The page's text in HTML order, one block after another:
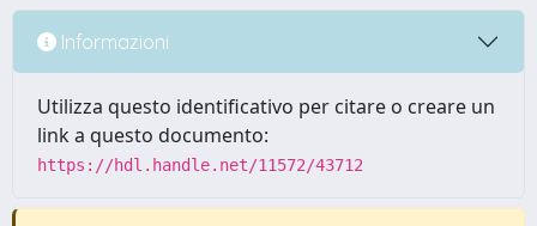
Informazioni
Utilizza questo identificativo per citare o creare un
link a questo documento:
https://hdl.handle.net/11572/43712